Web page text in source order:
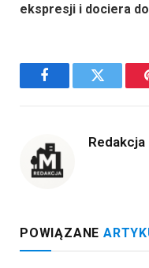
ekspresji i dociera
FacebookTwitter
POWIĄZANE